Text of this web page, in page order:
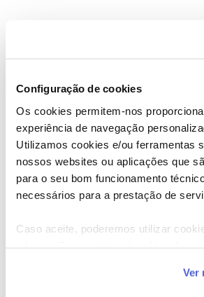
Configuração de cookies
Os cookies permitem-nos
experiência de navegação
Utilizamos cookies e/ou ferramentas
nossos websites ou aplicações que
para o seu bom funcionamento
necessários para a prestação de
Caso aceite, poderemos utilizar
funcionalidades (cookies de
Ver